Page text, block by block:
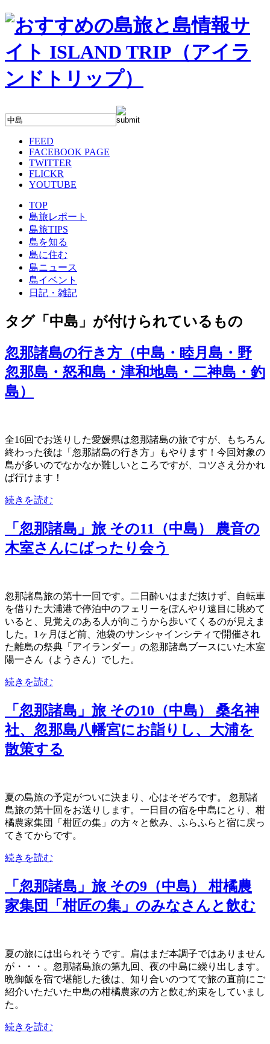
FEED
FACEBOOK PAGE
TWITTER
FLICKR
YOUTUBE
TOP
島旅レポート
島旅TIPS
島を知る
島に住む
島ニュース
島イベント
日記・雑記
タグ「中島」が付けられているもの
忽那諸島の行き方（中島・睦月島・野
忽那島・怒和島・津和地島・二神島・釣
島）
全16回でお送りした愛媛県は忽那諸島の旅ですが、もちろん
終わった後は「忽那諸島の行き方」もやります！今回対象の
島が多いのでなかなか難しいところですが、コツさえ分かれ
ば行けます！
続きを読む
「忽那諸島」旅 その11（中島） 農音の
木室さんにばったり会う
忽那諸島旅の第十一回です。二日酔いはまだ抜けず、自転車
を借りた大浦港で停泊中のフェリーをぼんやり遠目に眺めて
いると、見覚えのある人が向こうから歩いてくるのが見えま
した。1ヶ月ほど前、池袋のサンシャインシティで開催され
た離島の祭典「アイランダー」の忽那諸島ブースにいた木室
陽一さん（ようさん）でした。
続きを読む
「忽那諸島」旅 その10（中島） 桑名神
社、忽那島八幡宮にお詣りし、大浦を
散策する
夏の島旅の予定がついに決まり、心はそぞろです。 忽那諸
島旅の第十回をお送りします。一日目の宿を中島にとり、柑
橘農家集団「柑匠の集」の方々と飲み、ふらふらと宿に戻っ
てきてからです。
続きを読む
「忽那諸島」旅 その9（中島） 柑橘農
家集団「柑匠の集」のみなさんと飲む
夏の旅には出られそうです。肩はまだ本調子ではありません
が・・・。忽那諸島旅の第九回、夜の中島に繰り出します。
晩御飯を宿で堪能した後は、知り合いのつてで旅の直前にご
紹介いただいた中島の柑橘農家の方と飲む約束をしていまし
た。
続きを読む